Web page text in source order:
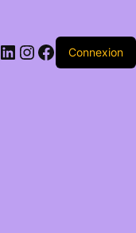
LinkedIn
Instagram
Facebook
Connexion